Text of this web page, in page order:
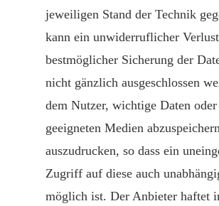
jeweiligen Stand der Technik
kann ein unwiderruflicher
bestmöglicher Sicherung der
nicht gänzlich ausgeschlossen
dem Nutzer, wichtige Daten
geeigneten Medien
auszudrucken, so dass ein
Zugriff auf diese auch
möglich ist. Der Anbieter haftet